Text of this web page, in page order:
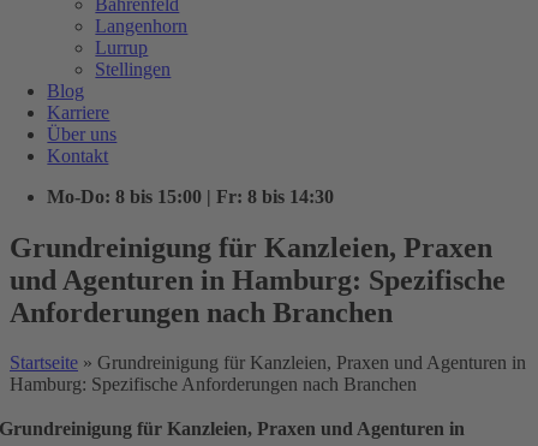
Langenhorn
Lurrup
Stellingen
Blog
Karriere
Über uns
Kontakt
Mo-Do: 8 bis 15:00 | Fr: 8 bis 14:30
Grundreinigung für Kanzleien, Praxen
und Agenturen in Hamburg: Spezifische
Anforderungen nach Branchen
Startseite » Grundreinigung für Kanzleien, Praxen und Agenturen in
Hamburg: Spezifische Anforderungen nach Branchen
Grundreinigung für Kanzleien, Praxen und Agenturen in